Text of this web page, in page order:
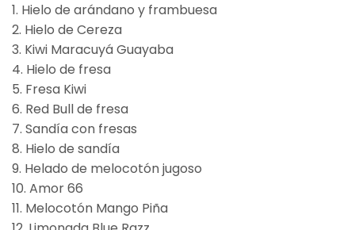
1. Hielo de arándano y frambuesa
2. Hielo de Cereza
3. Kiwi Maracuyá Guayaba
4. Hielo de fresa
5. Fresa Kiwi
6. Red Bull de fresa
7. Sandía con fresas
8. Hielo de sandía
9. Helado de melocotón jugoso
10. Amor 66
11. Melocotón Mango Piña